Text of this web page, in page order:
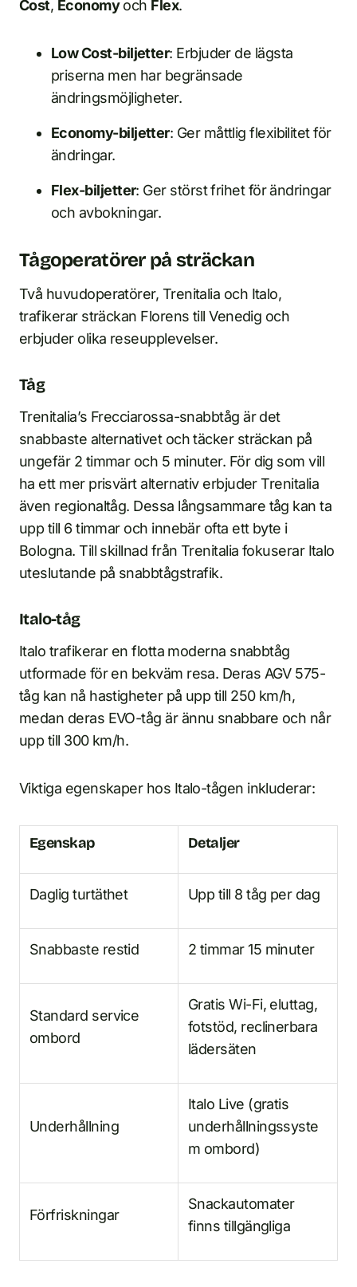
Cost, Economyoch Flex.
Low Cost-biljetter: Erbjuder de lägsta
priserna men har begränsade
ändringsmöjligheter.
Economy-biljetter: Ger måttlig flexibilitet för
ändringar.
Flex-biljetter: Ger störst frihet för ändringar
och avbokningar.
Tågoperatörer på sträckan
Två huvudoperatörer, Trenitalia och Italo,
trafikerar sträckan Florens till Venedig och
erbjuder olika reseupplevelser.
Tåg
Trenitalia’s Frecciarossa-snabbtåg är det
snabbaste alternativet och täcker sträckan på
ungefär 2 timmar och 5 minuter. För dig som vill
ha ett mer prisvärt alternativ erbjuder Trenitalia
även regionaltåg. Dessa långsammare tåg kan ta
upp till 6 timmar och innebär ofta ett byte i
Bologna. Till skillnad från Trenitalia fokuserar Italo
uteslutande på snabbtågstrafik.
Italo-tåg
Italo trafikerar en flotta moderna snabbtåg
utformade för en bekväm resa. Deras AGV 575-
tåg kan nå hastigheter på upp till 250 km/h,
medan deras EVO-tåg är ännu snabbare och når
upp till 300 km/h.
Viktiga egenskaper hos Italo-tågen inkluderar:
Egenskap Detaljer
Daglig turtäthet Upp till 8 tåg per dag
Snabbaste restid 2 timmar 15 minuter
Standard service
ombord
Gratis Wi-Fi, eluttag,
fotstöd, reclinerbara
lädersäten
Underhållning
Italo Live (gratis
underhållningssyste
m ombord)
Förfriskningar
Snackautomater
finns tillgängliga